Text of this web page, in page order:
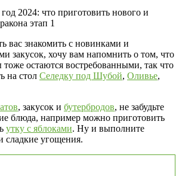
вас знакомить с новинками и
закусок, хочу вам напомнить о том, что
тоже остаются востребованными, так что
на стол Селедку под Шубой, Оливье,
, закусок и бутербродов, не забудьте
блюда, например можно приготовить
утку с яблоками. Ну и выполните
сладкие угощения.